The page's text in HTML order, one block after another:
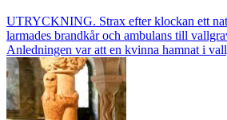
UTRYCKNING. Strax efter klockan ett
larmades brandkår och ambulans till
Anledningen var att en kvinna hamnat i